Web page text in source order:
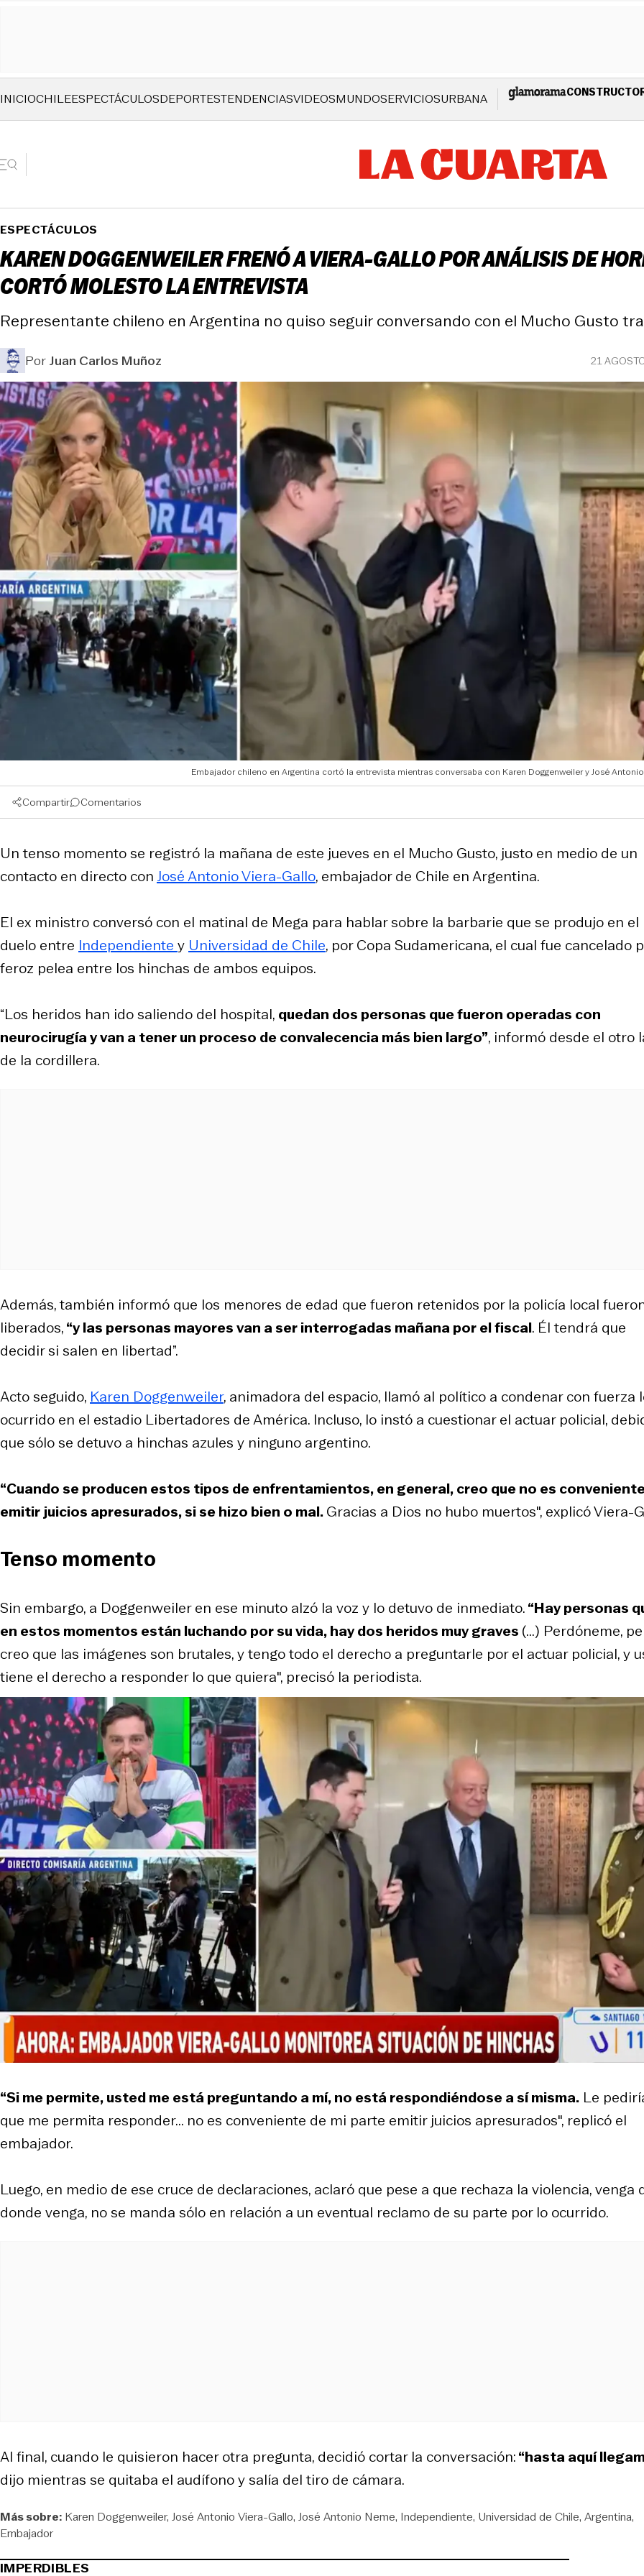
INICIOCHILEESPECTÁCULOSDEPORTESTENDENCIASVIDEOSMUNDOSERVICIOSURBANA
ESPECTÁCULOS
KAREN DOGGENWEILER FRENÓ A VIERA-GALLO POR ANÁLISIS DE
CORTÓ MOLESTO LA ENTREVISTA
Representante chileno en Argentina no quiso seguir conversando con el Mucho Gusto
PorJuan Carlos Muñoz 21
Embajador chileno en Argentina cortó la entrevista mientras conversaba con Karen Doggenweiler y José
Compartir Comentarios
Un tenso momento se registró la mañana de este jueves en el Mucho Gusto, justo en medio de un
contacto en directo con José Antonio Viera-Gallo, embajador de Chile en Argentina.
El ex ministro conversó con el matinal de Mega para hablar sobre la barbarie que se produjo en el
duelo entre Independiente y Universidad de Chile, por Copa Sudamericana, el cual fue cancelado
feroz pelea entre los hinchas de ambos equipos.
“Los heridos han ido saliendo del hospital, quedan dos personas que fueron operadas con
neurocirugía y van a tener un proceso de convalecencia más bien largo”, informó desde el otro
de la cordillera.
Además, también informó que los menores de edad que fueron retenidos por la policía local
liberados,“y las personas mayores van a ser interrogadas mañana por el fiscal. Él tendrá que
decidir si salen en libertad”.
Acto seguido, Karen Doggenweiler, animadora del espacio, llamó al político a condenar con fuerza
ocurrido en el estadio Libertadores de América. Incluso, lo instó a cuestionar el actuar policial,
que sólo se detuvo a hinchas azules y ninguno argentino.
“Cuando se producen estos tipos de enfrentamientos, en general, creo que no es
emitir juicios apresurados, si se hizo bien o mal.Gracias a Dios no hubo muertos", explicó Viera-
Tenso momento
Sin embargo, a Doggenweiler en ese minuto alzó la voz y lo detuvo de inmediato.“Hay personas
en estos momentos están luchando por su vida, hay dos heridos muy graves (...) Perdóneme,
creo que las imágenes son brutales, y tengo todo el derecho a preguntarle por el actuar policial, y
tiene el derecho a responder lo que quiera", precisó la periodista.
“Si me permite, usted me está preguntando a mí, no está respondiéndose a sí misma. Le
que me permita responder... no es conveniente de mi parte emitir juicios apresurados", replicó el
embajador.
Luego, en medio de ese cruce de declaraciones, aclaró que pese a que rechaza la violencia, venga
donde venga, no se manda sólo en relación a un eventual reclamo de su parte por lo ocurrido.
Al final, cuando le quisieron hacer otra pregunta, decidió cortar la conversación:“hasta aquí
dijo mientras se quitaba el audífono y salía del tiro de cámara.
Más sobre: Karen Doggenweiler José Antonio Viera-Gallo José Antonio Neme Independiente Universidad de Chile Argentina
Embajador
IMPERDIBLES